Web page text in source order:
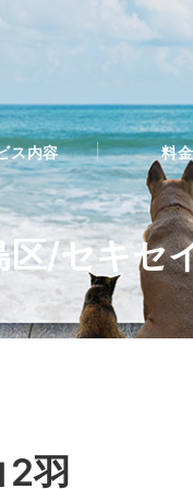
区/セキセ
羽
ス内容 料